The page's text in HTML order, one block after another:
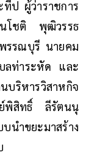
ป ผู้ว่าราชการ
โชติ พุฒิวรรธ
รรณบุรี นายคม
ลท่าระหัด และ
บริหารวิสาหกิจ
พิสิทธิ์ ลีรัตนนุ
ำขยะมาสร้าง